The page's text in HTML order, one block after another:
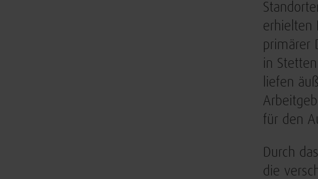
erhielten
primärer
in
liefen
für den
Durch
die